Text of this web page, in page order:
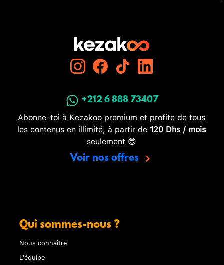
+212 6 888 73407
Abonne-toi à Kezakoo premium et profite de tous
les contenus en illimité, à partir de 120 Dhs / mois
seulement 😎
Voir nos offres
Qui sommes-nous ?
Nous connaître
L'équipe